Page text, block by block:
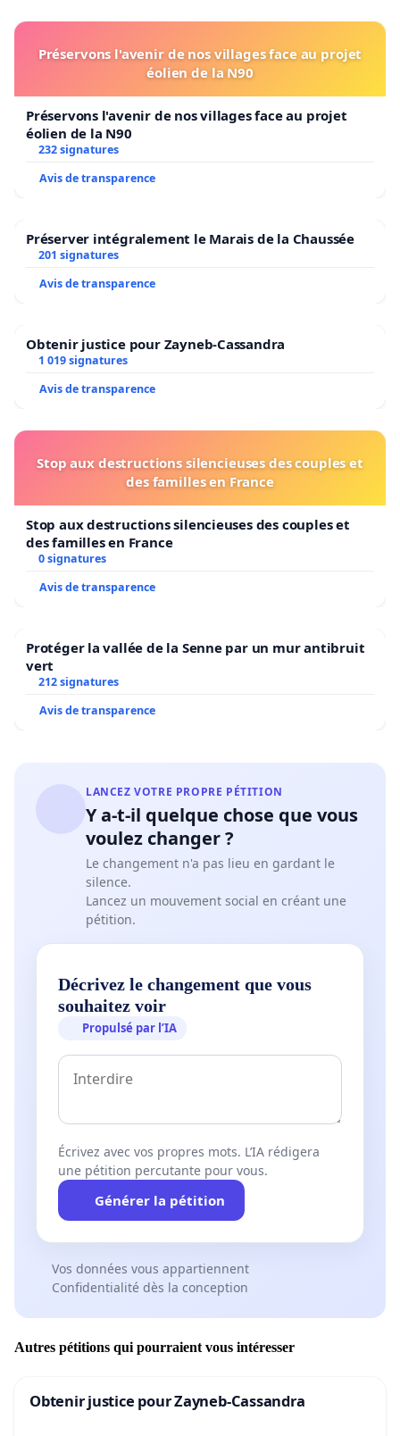
Préservons l'avenir de nos villages face au projet
éolien de la N90
Préservons l'avenir de nos villages face au projet
éolien de la N90
232 signatures
Avis de transparence
Préserver intégralement le Marais de la Chaussée
201 signatures
Avis de transparence
Obtenir justice pour Zayneb-Cassandra
1 019 signatures
Avis de transparence
Stop aux destructions silencieuses des couples et
des familles en France
Stop aux destructions silencieuses des couples et
des familles en France
0 signatures
Avis de transparence
Protéger la vallée de la Senne par un mur antibruit
vert
212 signatures
Avis de transparence
LANCEZ VOTRE PROPRE PÉTITION
Y a-t-il quelque chose que vous
voulez changer ?
Le changement n'a pas lieu en gardant le
silence.
Lancez un mouvement social en créant une
pétition.
Décrivez le changement que vous
souhaitez voir
Propulsé par l’IA
Écrivez avec vos propres mots. L’IA rédigera
une pétition percutante pour vous.
Générer la pétition
Vos données vous appartiennent
Confidentialité dès la conception
Autres pétitions qui pourraient vous intéresser
Obtenir justice pour Zayneb-Cassandra